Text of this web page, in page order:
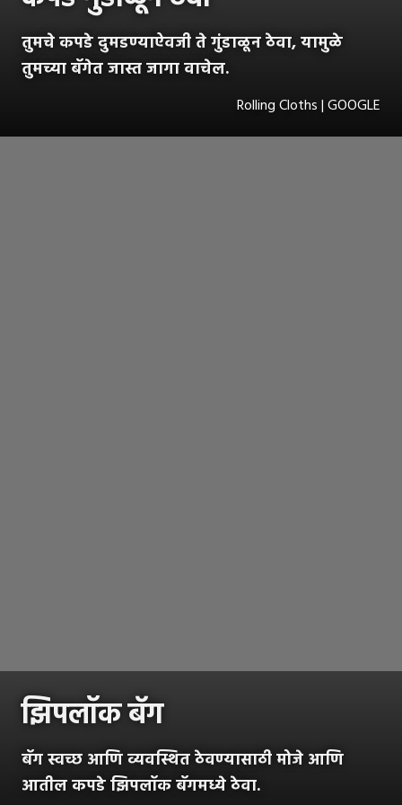
तुमचे कपडे दुमडण्याऐवजी ते गुंडाळून ठेवा, यामुळे
तुमच्या बॅगेत जास्त जागा वाचेल.
Rolling Cloths | GOOGLE
झिपलॉक बॅग
बॅग स्वच्छ आणि व्यवस्थित ठेवण्यासाठी मोजे आणि
आतील कपडे झिपलॉक बॅगमध्ये ठेवा.